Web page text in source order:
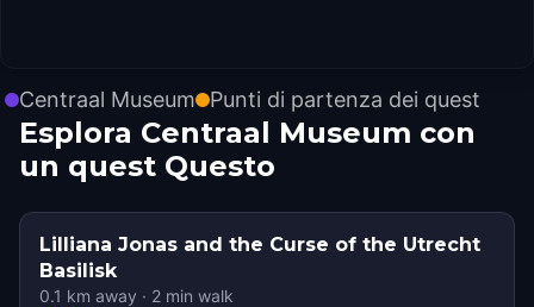
Centraal Museum Punti di partenza dei quest
Esplora Centraal Museum con
un quest Questo
Lilliana Jonas and the Curse of the Utrecht
Basilisk
0.1 km away · 2 min walk